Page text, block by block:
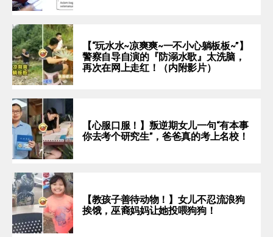
【“玩水水~凉爽爽~一不小心躺板板~”】
警察自导自演的『防溺水歌』太洗脑，
再次在网上走红！（内附影片）
【心服口服！】叛逆期女儿一句“有本事
你去考个研究生”，爸爸真的考上名校！
【教孩子善待动物！】女儿不忍流浪狗
挨饿，巫裔妈妈让她投喂狗狗！